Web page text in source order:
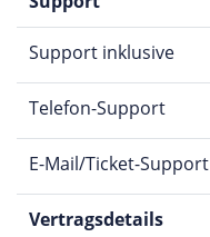
Support inklusive
Telefon-Support
E-Mail/Ticket-Support
Vertragsdetails